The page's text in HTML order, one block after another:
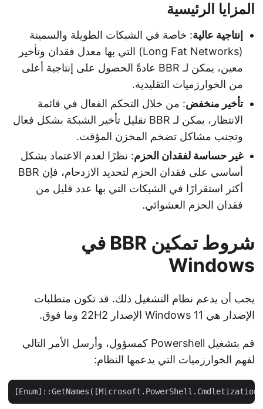
المزايا الرئيسية
إنتاجية عالية: خاصة في الشبكات الطويلة والسمينة
(Long Fat Networks) التي بها معدل فقدان وتأخير
معين، يمكن لـ BBR عادةً الحصول على إنتاجية أعلى
من الخوارزميات التقليدية.
تأخير منخفض: من خلال التحكم الفعال في قائمة
الانتظار، يمكن لـ BBR تقليل تأخير الشبكة بشكل فعال
وتجنب مشاكل تضخم المخزن المؤقت.
غير حساسة لفقدان الحزم: نظرًا لعدم الاعتماد بشكل
أساسي على فقدان الحزم لتحديد الازدحام، فإن BBR
أكثر استقرارًا في الشبكات التي بها عدد قليل من
فقدان الحزم العشوائي.
شروط تمكين BBR في
Windows
يجب أن يدعم نظام التشغيل ذلك. قد تكون متطلبات
الإصدار هي Windows 11 الإصدار 22H2 وما فوق.
قم بتشغيل Powershell كمسؤول، وأرسل الأمر التالي
لفهم الخوارزميات التي يدعمها النظام: